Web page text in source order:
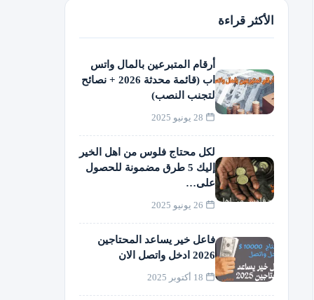
الأكثر قراءة
أرقام المتبرعين بالمال واتس
اب (قائمة محدثة 2026 + نصائح
لتجنب النصب)
لكل محتاج فلوس من اهل الخير
إليك 5 طرق مضمونة للحصول
على…
فاعل خير يساعد المحتاجين
2026 ادخل واتصل الان